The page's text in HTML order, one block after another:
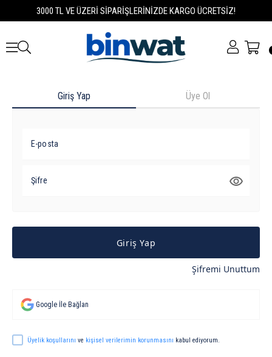
3000 TL VE ÜZERİ SİPARİŞLERİNİZDE KARGO ÜCRETSİZ!
Giriş Yap Üye Ol
E-posta
Şifre
Giriş Yap
Şifremi Unuttum
Google İle Bağlan
Üyelik koşullarını ve kişisel verilerimin korunmasını kabul ediyorum.